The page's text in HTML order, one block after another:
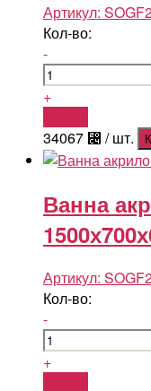
Артикул:
Кол-во:
-
+
34067 ⃄ / шт.
Ванна
Артикул:
Кол-во:
-
+